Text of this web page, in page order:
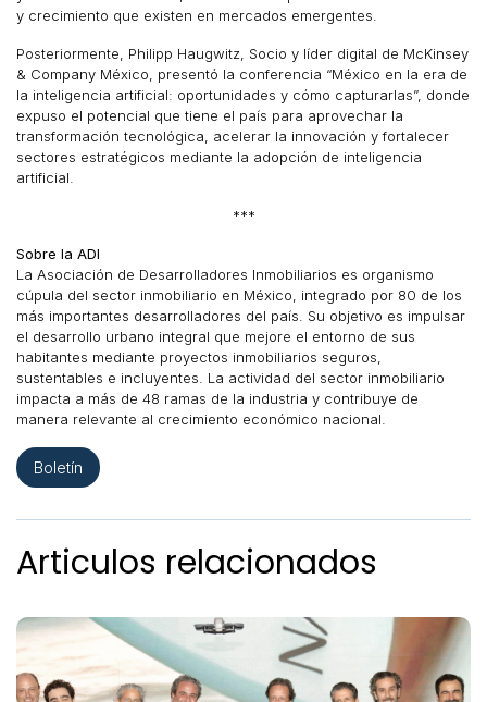
y crecimiento que existen en mercados emergentes.
Posteriormente, Philipp Haugwitz, Socio y líder digital de McKinsey
& Company México, presentó la conferencia “México en la era de
la inteligencia artificial: oportunidades y cómo capturarlas”, donde
expuso el potencial que tiene el país para aprovechar la
transformación tecnológica, acelerar la innovación y fortalecer
sectores estratégicos mediante la adopción de inteligencia
artificial.
***
Sobre la ADI
La Asociación de Desarrolladores Inmobiliarios es organismo
cúpula del sector inmobiliario en México, integrado por 80 de los
más importantes desarrolladores del país. Su objetivo es impulsar
el desarrollo urbano integral que mejore el entorno de sus
habitantes mediante proyectos inmobiliarios seguros,
sustentables e incluyentes. La actividad del sector inmobiliario
impacta a más de 48 ramas de la industria y contribuye de
manera relevante al crecimiento económico nacional.
Boletín
Articulos relacionados